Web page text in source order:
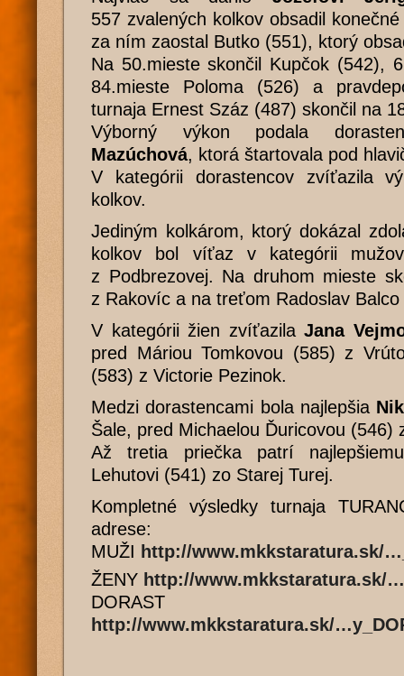
557 zvalených kolkov obsadil
za ním zaostal Butko (551), ktorý
Na 50.mieste skončil Kupčok (542),
84.mieste Poloma (526) a
turnaja Ernest Száz (487) skončil na
Výborný výkon podala
Mazúchová, ktorá štartovala pod
V kategórii dorastencov zvíťazila
kolkov.
Jediným kolkárom, ktorý dokázal
kolkov bol víťaz v kategórii
z Podbrezovej. Na druhom mieste
z Rakovíc a na treťom Radoslav
V kategórii žien zvíťazila Jana
pred Máriou Tomkovou (585) z
(583) z Victorie Pezinok.
Medzi dorastencami bola najlepšia
Šale, pred Michaelou Ďuricovou (546)
Až tretia priečka patrí
Lehutovi (541) zo Starej Turej.
Kompletné výsledky turnaja
adrese:
MUŽI http://www.mkkstaratura.sk/
ŽENY http://www.mkkstaratura.sk/
DORAST
http://www.mkkstaratura.sk/